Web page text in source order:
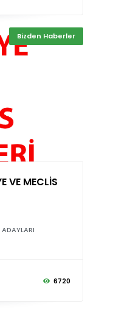
Bizden Haberler
VE MECLİS
6720